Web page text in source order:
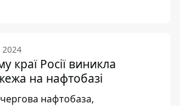
краї Росії виникла
на нафтобазі
чергова нафтобаза,